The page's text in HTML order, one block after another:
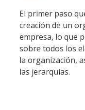
El primer paso
creación de un
empresa, lo que
sobre todos los
la organización,
las jerarquías.